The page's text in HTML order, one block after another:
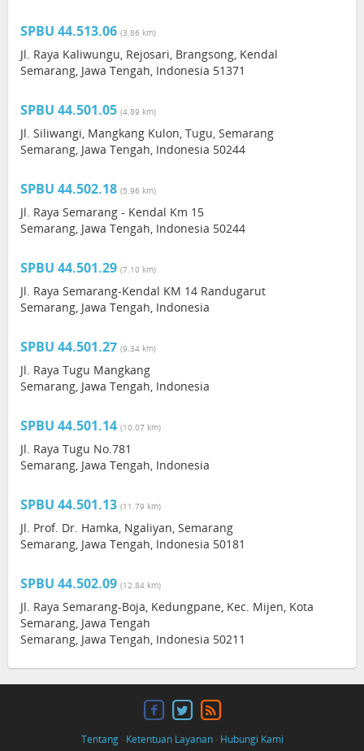
SPBU 44.513.06 (3.86 km)
Jl. Raya Kaliwungu, Rejosari, Brangsong, Kendal
Semarang, Jawa Tengah, Indonesia 51371
SPBU 44.501.05 (4.89 km)
Jl. Siliwangi, Mangkang Kulon, Tugu, Semarang
Semarang, Jawa Tengah, Indonesia 50244
SPBU 44.502.18 (5.96 km)
Jl. Raya Semarang - Kendal Km 15
Semarang, Jawa Tengah, Indonesia 50244
SPBU 44.501.29 (7.10 km)
Jl. Raya Semarang-Kendal KM 14 Randugarut
Semarang, Jawa Tengah, Indonesia
SPBU 44.501.27 (9.34 km)
Jl. Raya Tugu Mangkang
Semarang, Jawa Tengah, Indonesia
SPBU 44.501.14 (10.07 km)
Jl. Raya Tugu No.781
Semarang, Jawa Tengah, Indonesia
SPBU 44.501.13 (11.79 km)
Jl. Prof. Dr. Hamka, Ngaliyan, Semarang
Semarang, Jawa Tengah, Indonesia 50181
SPBU 44.502.09 (12.84 km)
Jl. Raya Semarang-Boja, Kedungpane, Kec. Mijen, Kota
Semarang, Jawa Tengah
Semarang, Jawa Tengah, Indonesia 50211
Tentang· Ketentuan Layanan· Hubungi Kami